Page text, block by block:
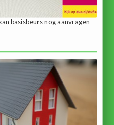
basisbeurs nog aanvragen